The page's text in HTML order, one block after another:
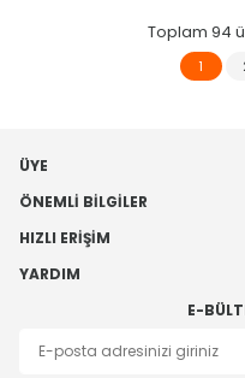
Toplam 94
1
ÜYE
ÖNEMLI BILGILER
HIZLI ERIŞIM
YARDIM
E-